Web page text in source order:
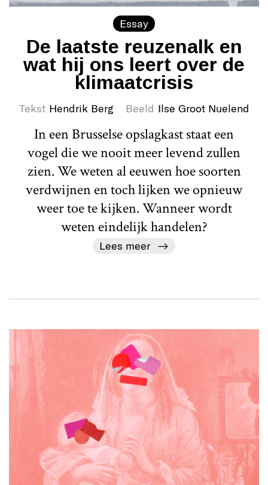
Essay
De laatste reuzenalk en
wat hij ons leert over de
klimaatcrisis
Tekst Hendrik Berg Beeld Ilse Groot Nuelend
In een Brusselse opslagkast staat een
vogel die we nooit meer levend zullen
zien. We weten al eeuwen hoe soorten
verdwijnen en toch lijken we opnieuw
weer toe te kijken. Wanneer wordt
weten eindelijk handelen?
Lees meer